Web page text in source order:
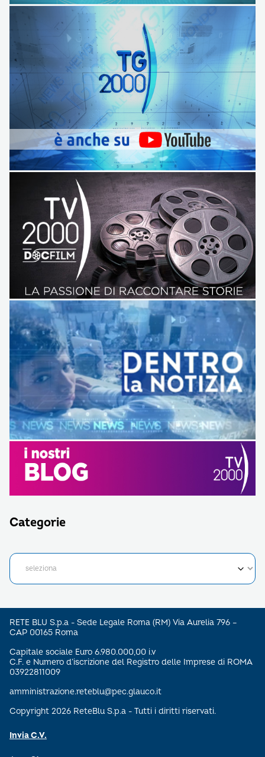
Categorie
RETE BLU S.p.a - Sede Legale Roma (RM) Via Aurelia 796 –
CAP 00165 Roma
Capitale sociale Euro 6.980.000,00 i.v
C.F. e Numero d’iscrizione del Registro delle Imprese di ROMA
03922811009
amministrazione.reteblu@pec.glauco.it
Copyright 2026 ReteBlu S.p.a - Tutti i diritti riservati.
Invia C.V.